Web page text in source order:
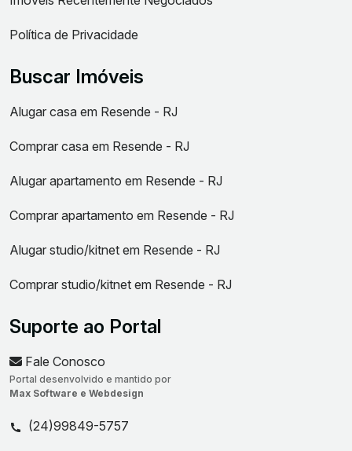
Política de Privacidade
Buscar Imóveis
Alugar casa em Resende - RJ
Comprar casa em Resende - RJ
Alugar apartamento em Resende - RJ
Comprar apartamento em Resende - RJ
Alugar studio/kitnet em Resende - RJ
Comprar studio/kitnet em Resende - RJ
Suporte ao Portal
Fale Conosco
Portal desenvolvido e mantido por
Max Software e Webdesign
(24)99849-5757